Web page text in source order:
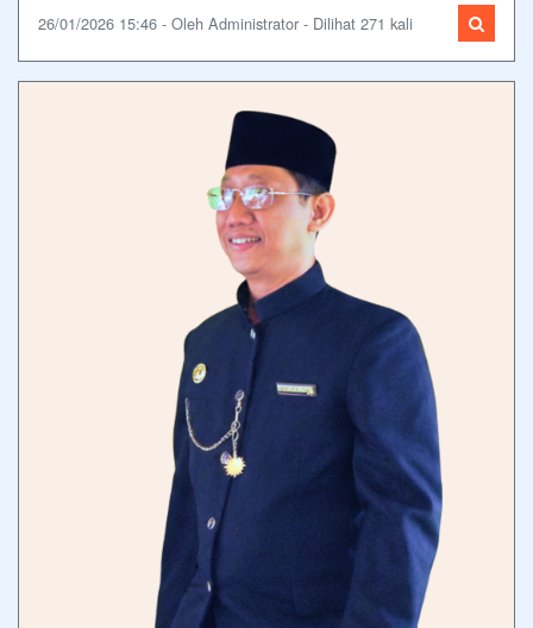
26/01/2026 15:46 - Oleh Administrator - Dilihat 271 kali